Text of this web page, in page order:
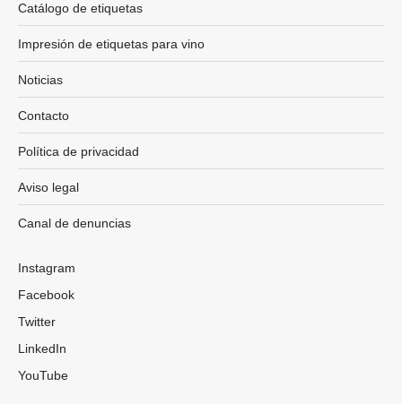
Catálogo de etiquetas
Impresión de etiquetas para vino
Noticias
Contacto
Política de privacidad
Aviso legal
Canal de denuncias
Instagram
Facebook
Twitter
LinkedIn
YouTube